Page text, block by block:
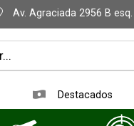
por email
Av. Agraciada 2956 B
Destacados